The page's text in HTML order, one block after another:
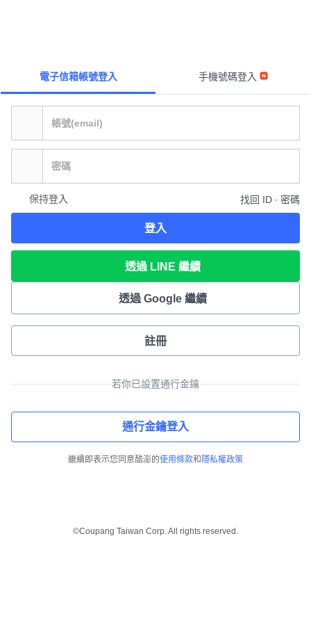
電子信箱帳號登入 手機號碼登入
保持登入 找回 ID ∙ 密碼
登入
透過 LINE 繼續
透過 Google 繼續
註冊
若你已設置通行金鑰
通行金鑰登入
繼續即表示您同意酷澎的使用條款和 隱私權政策
©Coupang Taiwan Corp. All rights reserved.